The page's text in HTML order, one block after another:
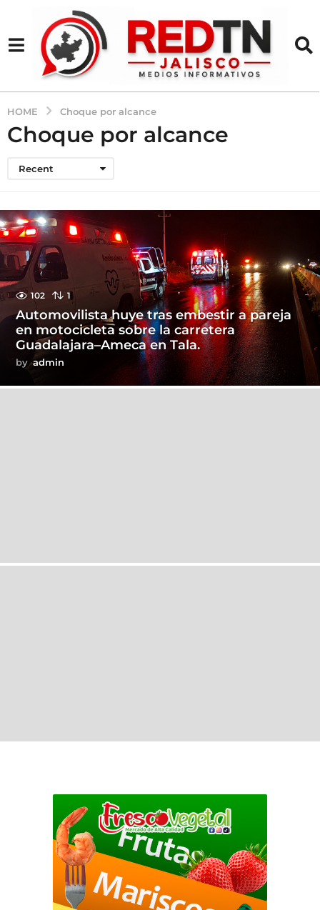
HOME Choque por alcance
Choque por alcance
Recent
102 1
Automovilista huye tras embestir a pareja
en motocicleta sobre la carretera
Guadalajara–Ameca en Tala.
by admin